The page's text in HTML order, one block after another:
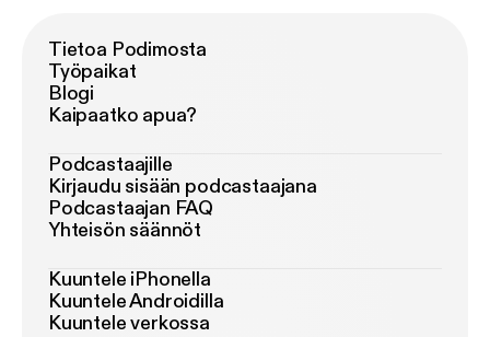
Tietoa Podimosta
Työpaikat
Blogi
Kaipaatko apua?
Podcastaajille
Kirjaudu sisään podcastaajana
Podcastaajan FAQ
Yhteisön säännöt
Kuuntele iPhonella
Kuuntele Androidilla
Kuuntele verkossa